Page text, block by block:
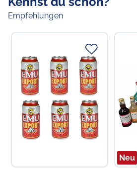
Empfehlungen
Neu